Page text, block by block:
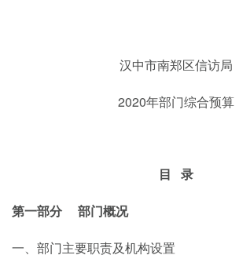
汉中市南郑区信访局
2020年部门综合预算
目 录
第一部分 部门概况
一、部门主要职责及机构设置